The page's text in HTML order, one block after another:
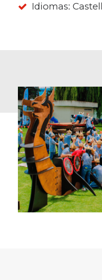
Idiomas: